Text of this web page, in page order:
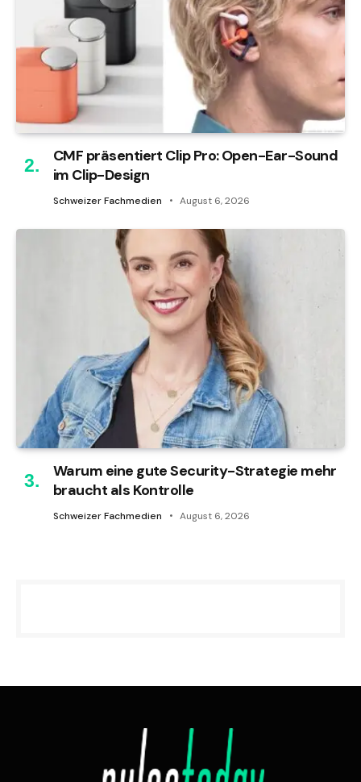
CMF präsentiert Clip Pro: Open-Ear-Sound
im Clip-Design
Schweizer Fachmedien August 6, 2026
Warum eine gute Security-Strategie mehr
braucht als Kontrolle
Schweizer Fachmedien August 6, 2026